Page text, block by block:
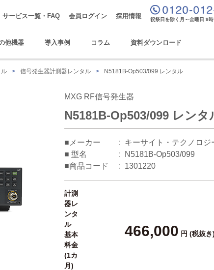
サービス一覧・FAQ 会員ログイン 採用情報
祝祭日を除く月～金曜日 9
他機器 導入事例 コラム 資料ダウンロード
> 信号発生器計測器レンタル > N5181B-Op503/099 レンタル
MXG RF信号発生器
N5181B-Op503/099 レンタ
■メーカー
キーサイト・テクノロジ
■ 型名
N5181B-Op503/099
■商品コード
1301220
計測
器レ
ンタ
ル
基本
料金
(1カ
月)
466,000 円 (税抜き